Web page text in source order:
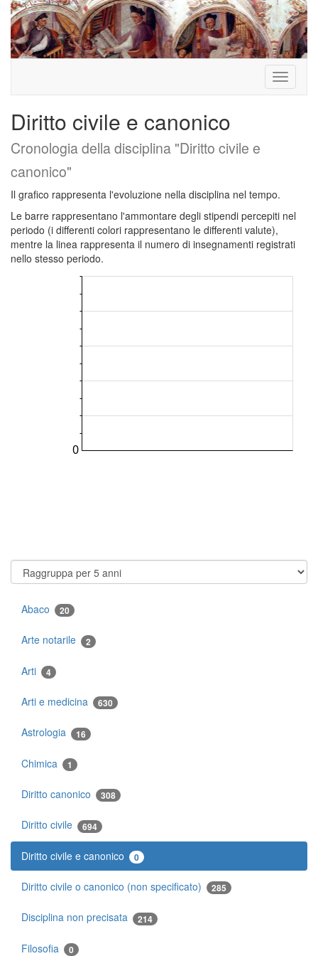
Toggle
Diritto civile e canonico
Cronologia della disciplina "Diritto civile e
canonico"
Il grafico rappresenta l'evoluzione nella disciplina nel tempo.
Le barre rappresentano l'ammontare degli stipendi percepiti nel
periodo (i differenti colori rappresentano le differenti valute),
mentre la linea rappresenta il numero di insegnamenti registrati
nello stesso periodo.
Abaco 20
Arte notarile 2
Arti 4
Arti e medicina 630
Astrologia 16
Chimica 1
Diritto canonico 308
Diritto civile 694
Diritto civile e canonico 0
Diritto civile o canonico (non specificato) 285
Disciplina non precisata 214
Filosofia 0